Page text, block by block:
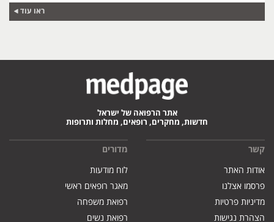
ראו עוד
אתר הרפואה של ישראל
חדשות, מחקרים, רופאים, מחלות ותרופות
קשר
אודות האתר
פרסמו אצלנו
מדיניות פרטיות
הצהרת נגישות
מדורים
לוח מודעות
מאגר רופאים ראשי
רפואת משפחה
רפואת נשים